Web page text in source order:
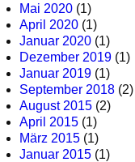
Mai 2020 (1)
April 2020 (1)
Januar 2020 (1)
Dezember 2019 (1)
Januar 2019 (1)
September 2018 (2)
August 2015 (2)
April 2015 (1)
März 2015 (1)
Januar 2015 (1)